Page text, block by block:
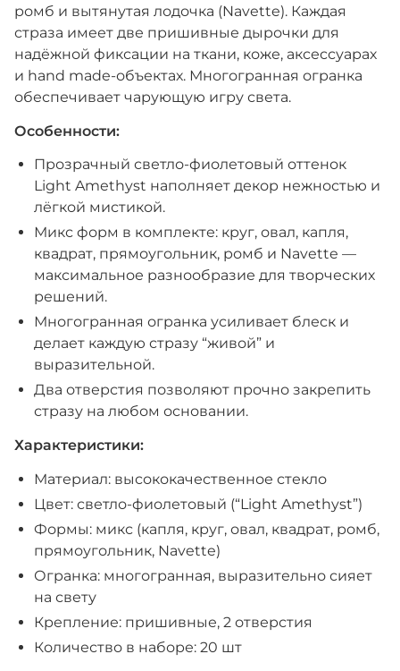
ромб и вытянутая лодочка (Navette). Каждая
страза имеет две пришивные дырочки для
надёжной фиксации на ткани, коже, аксессуарах
и hand made-объектах. Многогранная огранка
обеспечивает чарующую игру света.
Особенности:
Прозрачный светло-фиолетовый оттенок
Light Amethyst наполняет декор нежностью и
лёгкой мистикой.
Микс форм в комплекте: круг, овал, капля,
квадрат, прямоугольник, ромб и Navette —
максимальное разнообразие для творческих
решений.
Многогранная огранка усиливает блеск и
делает каждую стразу “живой” и
выразительной.
Два отверстия позволяют прочно закрепить
стразу на любом основании.
Характеристики:
Материал: высококачественное стекло
Цвет: светло-фиолетовый (“Light Amethyst”)
Формы: микс (капля, круг, овал, квадрат, ромб,
прямоугольник, Navette)
Огранка: многогранная, выразительно сияет
на свету
Крепление: пришивные, 2 отверстия
Количество в наборе: 20 шт